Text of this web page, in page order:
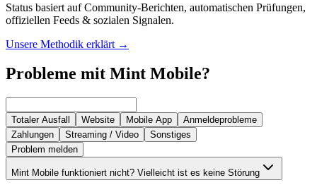
Status basiert auf Community-Berichten, automatischen Prüfungen,
offiziellen Feeds & sozialen Signalen.
Unsere Methodik erklärt →
Probleme mit Mint Mobile?
Totaler Ausfall Website Mobile App
Anmeldeprobleme
Zahlungen
Streaming / Video
Sonstiges
Problem melden
Mint Mobile funktioniert nicht? Vielleicht ist es keine Störung